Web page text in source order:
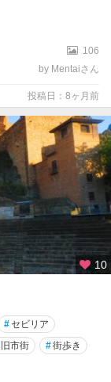
106
by Mentaiさん
投稿日：8ヶ月前
10
#セビリア
旧市街 #街歩き